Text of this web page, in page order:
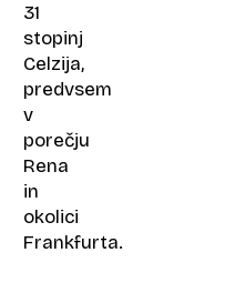
31
stopinj
Celzija,
predvsem
v
porečju
Rena
in
okolici
Frankfurta.